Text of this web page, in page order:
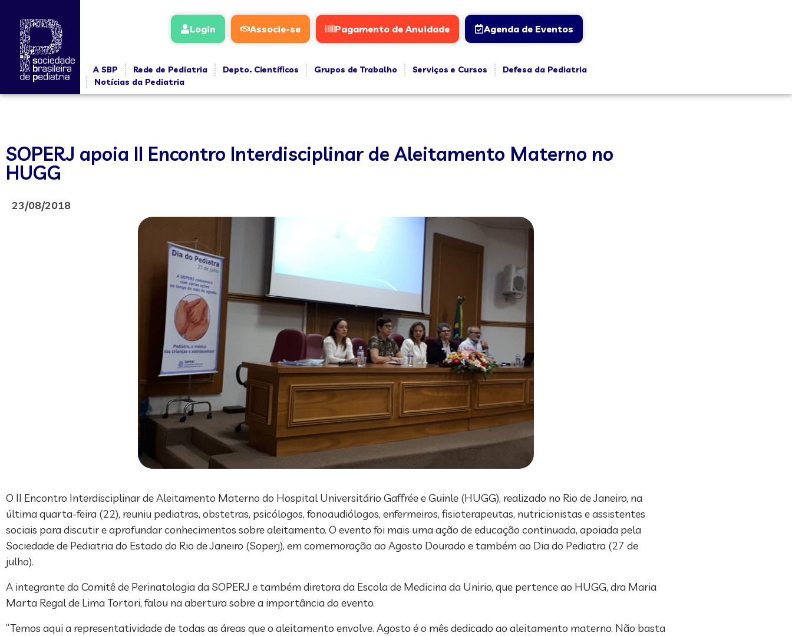
Login Associe-se Pagamento de Anuidade Agenda de Eventos
A SBP Rede de Pediatria Depto. Científicos Grupos de Trabalho Serviços e Cursos
Defesa da Pediatria
Notícias da Pediatria
SOPERJ apoia II Encontro Interdisciplinar de Aleitamento Materno no
HUGG
23/08/2018
O II Encontro Interdisciplinar de Aleitamento Materno do Hospital Universitário Gaffrée e Guinle (HUGG), realizado no Rio de Janeiro, na
última quarta-feira (22), reuniu pediatras, obstetras, psicólogos, fonoaudiólogos, enfermeiros, fisioterapeutas, nutricionistas e assistentes
sociais para discutir e aprofundar conhecimentos sobre aleitamento. O evento foi mais uma ação de educação continuada, apoiada pela
Sociedade de Pediatria do Estado do Rio de Janeiro (Soperj), em comemoração ao Agosto Dourado e também ao Dia do Pediatra (27 de
julho).
A integrante do Comitê de Perinatologia da SOPERJ e também diretora da Escola de Medicina da Unirio, que pertence ao HUGG, dra Maria
Marta Regal de Lima Tortori, falou na abertura sobre a importância do evento.
“Temos aqui a representatividade de todas as áreas que o aleitamento envolve. Agosto é o mês dedicado ao aleitamento materno. Não basta